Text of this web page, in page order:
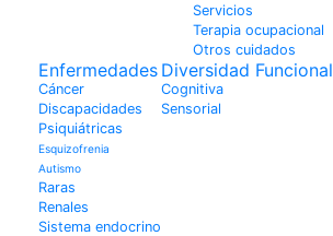
Servicios
Terapia ocupacional
Otros cuidados
Enfermedades
Cáncer
Discapacidades
Psiquiátricas
Esquizofrenia
Autismo
Raras
Renales
Sistema endocrino
Diversidad Funcional
Cognitiva
Sensorial